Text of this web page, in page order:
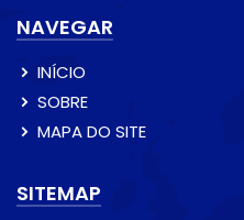
NAVEGAR
INÍCIO
SOBRE
MAPA DO SITE
SITEMAP